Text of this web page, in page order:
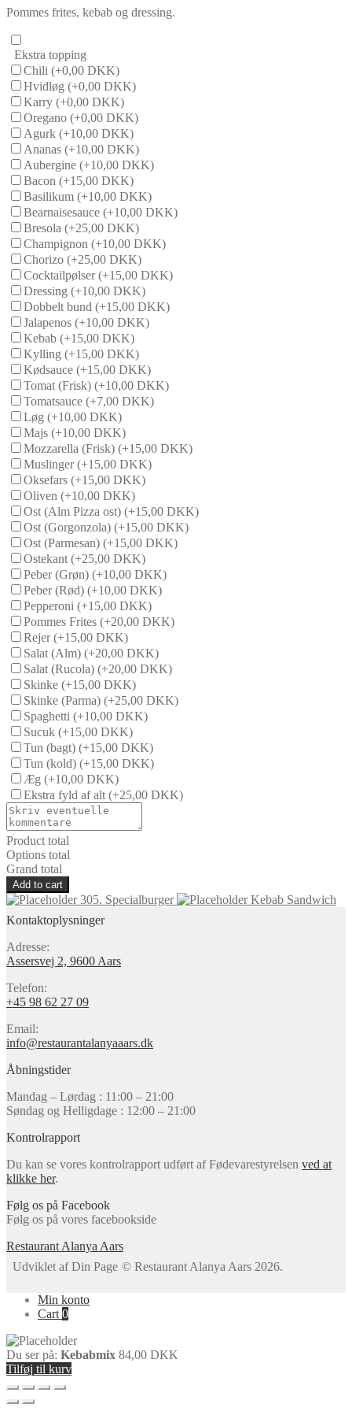
Pommes frites, kebab og dressing.
Ekstra topping
Chili (+0,00 DKK)
Hvidløg (+0,00 DKK)
Karry (+0,00 DKK)
Oregano (+0,00 DKK)
Agurk (+10,00 DKK)
Ananas (+10,00 DKK)
Aubergine (+10,00 DKK)
Bacon (+15,00 DKK)
Basilikum (+10,00 DKK)
Bearnaisesauce (+10,00 DKK)
Bresola (+25,00 DKK)
Champignon (+10,00 DKK)
Chorizo (+25,00 DKK)
Cocktailpølser(+15,00 DKK)
Dressing (+10,00 DKK)
Dobbelt bund (+15,00 DKK)
Jalapenos (+10,00 DKK)
Kebab (+15,00 DKK)
Kylling (+15,00 DKK)
Kødsauce (+15,00 DKK)
Tomat (Frisk) (+10,00 DKK)
Tomatsauce (+7,00 DKK)
Løg (+10,00 DKK)
Majs (+10,00 DKK)
Mozzarella (Frisk) (+15,00 DKK)
Muslinger(+15,00 DKK)
Oksefars (+15,00 DKK)
Oliven (+10,00 DKK)
Ost (Alm Pizza ost) (+15,00 DKK)
Ost (Gorgonzola) (+15,00 DKK)
Ost (Parmesan) (+15,00 DKK)
Ostekant (+25,00 DKK)
Peber (Grøn) (+10,00 DKK)
Peber (Rød) (+10,00 DKK)
Pepperoni (+15,00 DKK)
Pommes Frites (+20,00 DKK)
Rejer(+15,00 DKK)
Salat (Alm) (+20,00 DKK)
Salat (Rucola) (+20,00 DKK)
Skinke (+15,00 DKK)
Skinke (Parma) (+25,00 DKK)
Spaghetti (+10,00 DKK)
Sucuk (+15,00 DKK)
Tun (bagt) (+15,00 DKK)
Tun (kold) (+15,00 DKK)
Æg (+10,00 DKK)
Ekstra fyld af alt (+25,00 DKK)
Product total
Options total
Grand total
Add to cart
305. Specialburger
Kebab Sandwich
Kontaktoplysninger
Adresse:
Assersvej 2, 9600 Aars
Telefon:
+45 98 62 27 09
Email:
info@restaurantalanyaaars.dk
Åbningstider
Mandag – Lørdag : 11:00 – 21:00
Søndag og Helligdage : 12:00 – 21:00
Kontrolrapport
Du kan se vores kontrolrapport udført af Fødevarestyrelsen ved at
klikke her.
Følg os på Facebook
Følg os på vores facebookside
Restaurant Alanya Aars
© Restaurant Alanya Aars 2026.
Min konto
Cart 0
Du ser på: Kebabmix 84,00 DKK
Tilføj til kurv